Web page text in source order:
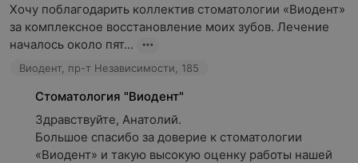
Хочу поблагодарить коллектив стоматологии «Виодент»
за комплексное восстановление моих зубов. Лечение
началось около пят...
Виодент, пр-т Независимости, 185
Стоматология "Виодент"
Здравствуйте, Анатолий.
Большое спасибо за доверие к стоматологии
«Виодент» и такую высокую оценку работы нашей